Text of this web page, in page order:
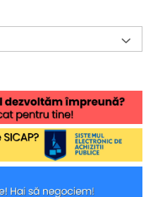
și descoperă
perfecte pentru orice ocazie
oricine vreisă surprinzi